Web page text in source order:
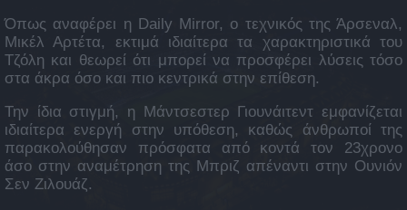
Όπως αναφέρει η Daily Mirror, ο τεχνικός της Άρσεναλ,
Μικέλ Αρτέτα, εκτιμά ιδιαίτερα τα χαρακτηριστικά του
Τζόλη και θεωρεί ότι μπορεί να προσφέρει λύσεις τόσο
στα άκρα όσο και πιο κεντρικά στην επίθεση.
Την ίδια στιγμή, η Μάντσεστερ Γιουνάιτεντ εμφανίζεται
ιδιαίτερα ενεργή στην υπόθεση, καθώς άνθρωποί της
παρακολούθησαν πρόσφατα από κοντά τον 23χρονο
άσο στην αναμέτρηση της Μπριζ απέναντι στην Ουνιόν
Σεν Ζιλουάζ.